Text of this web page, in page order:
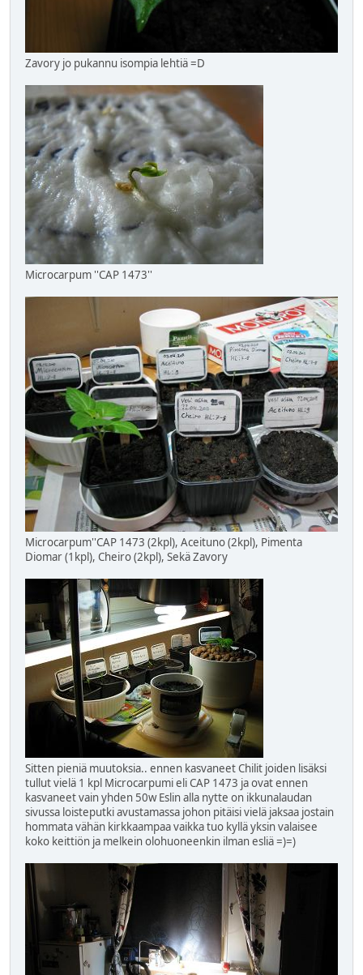
Zavory jo pukannu isompia lehtiä =D
Microcarpum ''CAP 1473''
Microcarpum''CAP 1473 (2kpl), Aceituno (2kpl), Pimenta
Diomar (1kpl), Cheiro (2kpl), Sekä Zavory
Sitten pieniä muutoksia.. ennen kasvaneet Chilit joiden lisäksi
tullut vielä 1 kpl Microcarpumi eli CAP 1473 ja ovat ennen
kasvaneet vain yhden 50w Eslin alla nytte on ikkunalaudan
sivussa loisteputki avustamassa johon pitäisi vielä jaksaa jostain
hommata vähän kirkkaampaa vaikka tuo kyllä yksin valaisee
koko keittiön ja melkein olohuoneenkin ilman esliä =)=)